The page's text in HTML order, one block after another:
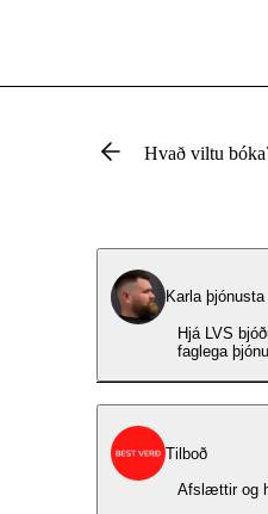
Hvað viltu
Karla þjónusta
Hjá LVS
faglega
Tilboð
Afslættir og